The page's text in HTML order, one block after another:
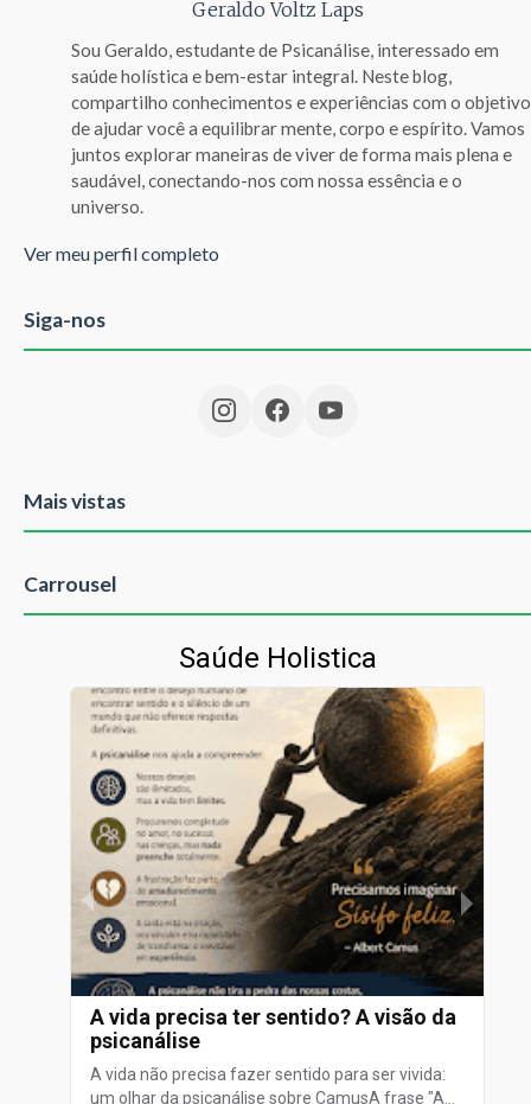
Geraldo Voltz Laps
Sou Geraldo, estudante de Psicanálise, interessado em
saúde holística e bem-estar integral. Neste blog,
compartilho conhecimentos e experiências com o objetivo
de ajudar você a equilibrar mente, corpo e espírito. Vamos
juntos explorar maneiras de viver de forma mais plena e
saudável, conectando-nos com nossa essência e o
universo.
Ver meu perfil completo
Siga-nos
Mais vistas
Carrousel